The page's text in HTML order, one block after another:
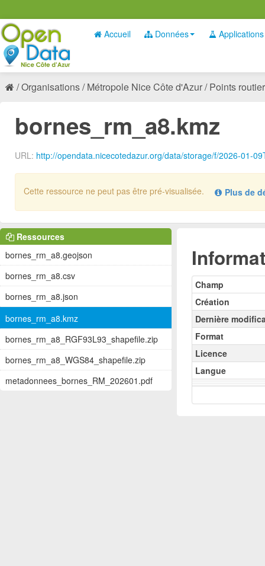
Accueil Données Applications
Organisations Métropole Nice Côte d'Azur Points
bornes_rm_a8.kmz
URL: http://opendata.nicecotedazur.org/data/storage/f/2026-01-
Cette ressource ne peut pas être pré-visualisée.
Plus de
Aucun gestionnaire de défini pour le type de données : kmz .
Champ
Création
Dernière
Format
Licence
Langue
Ressources
bornes_rm_a8.geojson
bornes_rm_a8.csv
bornes_rm_a8.json
bornes_rm_a8.kmz
bornes_rm_a8_RGF93L93_shapefile.zip
bornes_rm_a8_WGS84_shapefile.zip
metadonnees_bornes_RM_202601.pdf